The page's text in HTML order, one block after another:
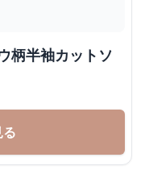
柄半袖カットソ